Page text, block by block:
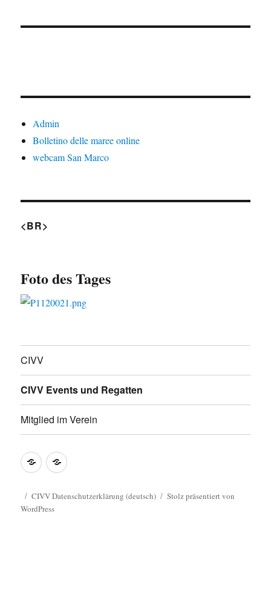
Admin
Bolletino delle maree online
webcam San Marco
<BR>
Foto des Tages
CIVV
CIVV Events und Regatten
Mitglied im Verein
CIVV
Datenschutzerklärung
(deutsch)
CIVV
Policy
CIVV Datenschutzerklärung (deutsch)
Stolz präsentiert von
WordPress